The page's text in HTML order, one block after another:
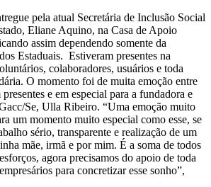
pela atual Secretária de Inclusão Social
Eliane Aquino, na Casa de Apoio
assim dependendo somente da
Estaduais. Estiveram presentes na
colaboradores, usuários e toda
O momento foi de muita emoção entre
e em especial para a fundadora e
Se, Ulla Ribeiro. “Uma emoção muito
um momento muito especial como esse, se
sério, transparente e realização de um
mãe, irmã e por mim. É a soma de todos
agora precisamos do apoio de toda
para concretizar esse sonho”,